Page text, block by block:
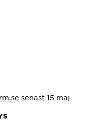
senast 15 maj